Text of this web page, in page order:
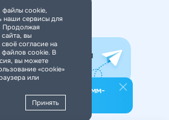
на наш телеграмм-
(495) 150-34-11
в нашем
Подпишись!
файлы cookie,
наши сервисы для
Продолжая
вы
согласие на
файлов cookie. В
вы можете
«cookie»
или
Принять